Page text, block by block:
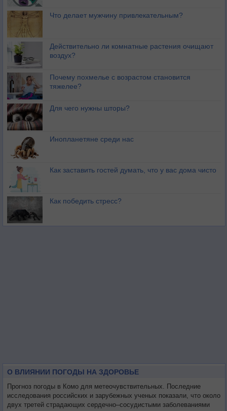
Что делает мужчину привлекательным?
Действительно ли комнатные растения очищают
воздух?
Почему похмелье с возрастом становится
тяжелее?
Для чего нужны шторы?
Инопланетяне среди нас
Как заставить гостей думать, что у вас дома чисто
Как победить стресс?
О ВЛИЯНИИ ПОГОДЫ НА ЗДОРОВЬЕ
Прогноз погоды в Комо для метеочувствительных. Последние
исследования российских и зарубежных ученых показали, что около
двух третей страдающих сердечно–сосудистыми заболеваниями